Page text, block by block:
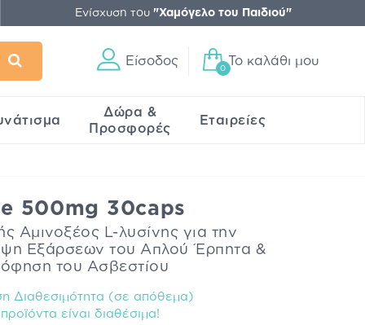
Ενίσχυση του "Χαμόγελο του Παιδιού"
Είσοδος
0
Το καλάθι μου
Δώρα &
Προσφορές
Εταιρείες
500mg 30caps
Αμινοξέος L-λυσίνης για την
Εξάρσεων του Απλού Έρπητα &
του Ασβεστίου
Διαθεσιμότητα (σε απόθεμα)
είναι διαθέσιμα!